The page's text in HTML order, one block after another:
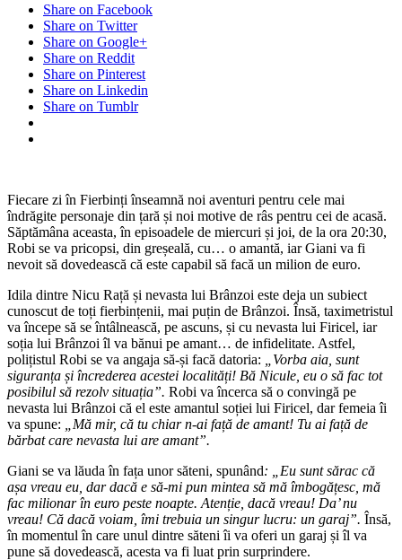
Share on Facebook
Share on Twitter
Share on Google+
Share on Reddit
Share on Pinterest
Share on Linkedin
Share on Tumblr
Fiecare zi în Fierbinți înseamnă noi aventuri pentru cele mai
îndrăgite personaje din țară și noi motive de râs pentru cei de acasă.
Săptămâna aceasta, în episoadele de miercuri și joi, de la ora 20:30,
Robi se va pricopsi, din greșeală, cu… o amantă, iar Giani va fi
nevoit să dovedească că este capabil să facă un milion de euro.
Idila dintre Nicu Rață și nevasta lui Brânzoi este deja un subiect
cunoscut de toți fierbințenii, mai puțin de Brânzoi. Însă, taximetristul
va începe să se întâlnească, pe ascuns, și cu nevasta lui Firicel, iar
soția lui Brânzoi îl va bănui pe amant… de infidelitate. Astfel,
polițistul Robi se va angaja să-și facă datoria:
„Vorba aia, sunt
siguranța și încrederea acestei localități! Bă Nicule, eu o să fac tot
posibilul să rezolv situația”. Robi va încerca să o convingă pe
nevasta lui Brânzoi că el este amantul soției lui Firicel, dar femeia îi
va spune:
„Mă mir, că tu chiar n-ai față de amant! Tu ai față de
bărbat care nevasta lui are amant”.
Giani se va lăuda în fața unor săteni, spunând: „Eu sunt sărac că
așa vreau eu, dar dacă e să-mi pun mintea să mă îmbogățesc, mă
fac milionar în euro peste noapte. Atenție, dacă vreau! Da’ nu
vreau! Că dacă voiam, îmi trebuia un singur lucru: un garaj”. Însă,
în momentul în care unul dintre săteni îi va oferi un garaj și îl va
pune să dovedească, acesta va fi luat prin surprindere.